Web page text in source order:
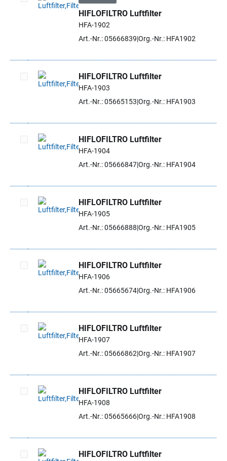
Artikel auswählen
HIFLOFILTRO Luftfilter
HFA-1902
Art.-Nr.: 05666839 Org.-Nr.: HFA1902
Artikel auswählen
HIFLOFILTRO Luftfilter
HFA-1903
Art.-Nr.: 05665153 Org.-Nr.: HFA1903
Artikel auswählen
HIFLOFILTRO Luftfilter
HFA-1904
Art.-Nr.: 05666847Org.-Nr.: HFA1904
Artikel auswählen
HIFLOFILTRO Luftfilter
HFA-1905
Art.-Nr.: 05666888 Org.-Nr.: HFA1905
Artikel auswählen
HIFLOFILTRO Luftfilter
HFA-1906
Art.-Nr.: 05665674Org.-Nr.: HFA1906
Artikel auswählen
HIFLOFILTRO Luftfilter
HFA-1907
Art.-Nr.: 05666862 Org.-Nr.: HFA1907
Artikel auswählen
HIFLOFILTRO Luftfilter
HFA-1908
Art.-Nr.: 05665666Org.-Nr.: HFA1908
HIFLOFILTRO Luftfilter